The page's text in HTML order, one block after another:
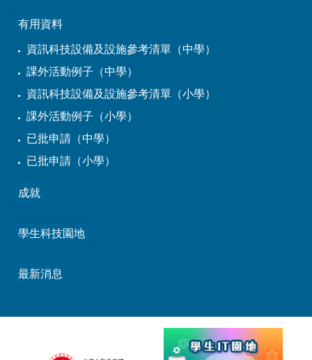
有用資料
資訊科技設備及設施參考清單（中學）
課外活動例子（中學）
資訊科技設備及設施參考清單（小學）
課外活動例子（小學）
已批申請（中學）
已批申請（小學）
成就
學生科技園地
最新消息